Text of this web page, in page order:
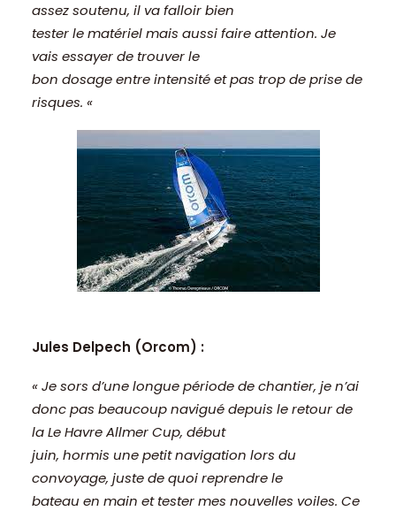
assez soutenu, il va falloir bien
tester le matériel mais aussi faire attention. Je
vais essayer de trouver le
bon dosage entre intensité et pas trop de prise de
risques. «
Jules Delpech (Orcom) :
« Je sors d’une longue période de chantier, je n’ai
donc pas beaucoup navigué depuis le retour de
la Le Havre Allmer Cup, début
juin, hormis une petit navigation lors du
convoyage, juste de quoi reprendre le
bateau en main et tester mes nouvelles voiles. Ce